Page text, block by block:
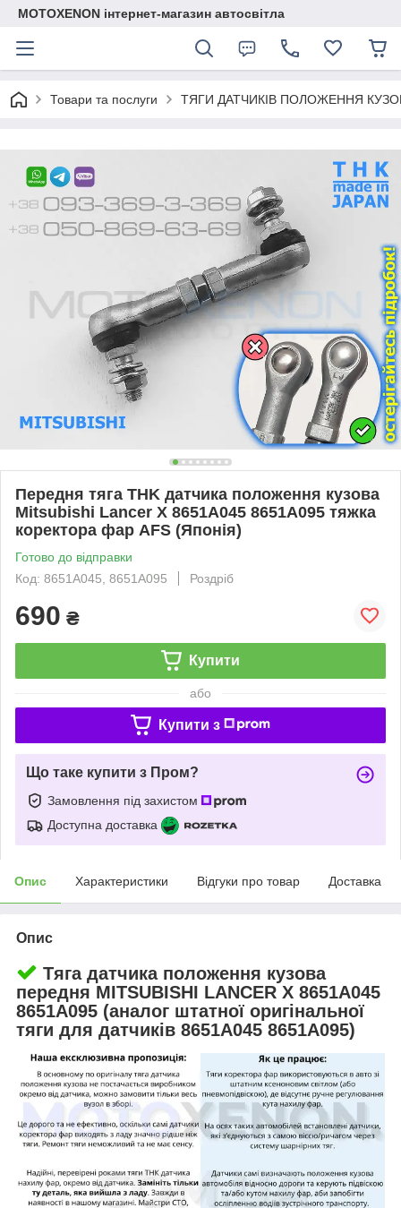
MOTOXENON інтернет-магазин автосвітла
Товари та послуги ТЯГИ ДАТЧИКІВ ПОЛОЖЕННЯ
Передня тяга THK датчика положення кузова
Mitsubishi Lancer X 8651A045 8651A095 тяжка
коректора фар AFS (Японія)
Готово до відправки
Код: 8651A045, 8651A095
Роздріб
690 ₴
Купити
або
Купити з
Що таке купити з Пром?
Замовлення під захистом
Доступна доставка
Опис Характеристики Відгуки про товар Доставка
Опис
Тяга датчика положення кузова
передня MITSUBISHI LANCER X 8651A045
8651A095 (аналог штатної оригінальної
тяги для датчиків 8651A045 8651A095)